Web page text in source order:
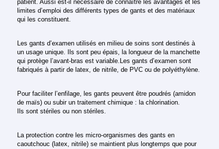
patient. Aussi est-il nécessaire de connaître les avantages et les
limites d’emploi des différents types de gants et des matériaux
qui les constituent.
Les gants d’examen utilisés en milieu de soins sont destinés à
un usage unique. Ils sont peu épais, la longueur de la manchette
qui protège l’avant-bras est variable.Les gants d’examen sont
fabriqués à partir de latex, de nitrile, de PVC ou de polyéthylène.
Pour faciliter l’enfilage, les gants peuvent être poudrés (amidon
de maïs) ou subir un traitement chimique : la chlorination.
Ils sont stériles ou non stériles.
La protection contre les micro-organismes des gants en
caoutchouc (latex, nitrile) se maintient plus longtemps que pour